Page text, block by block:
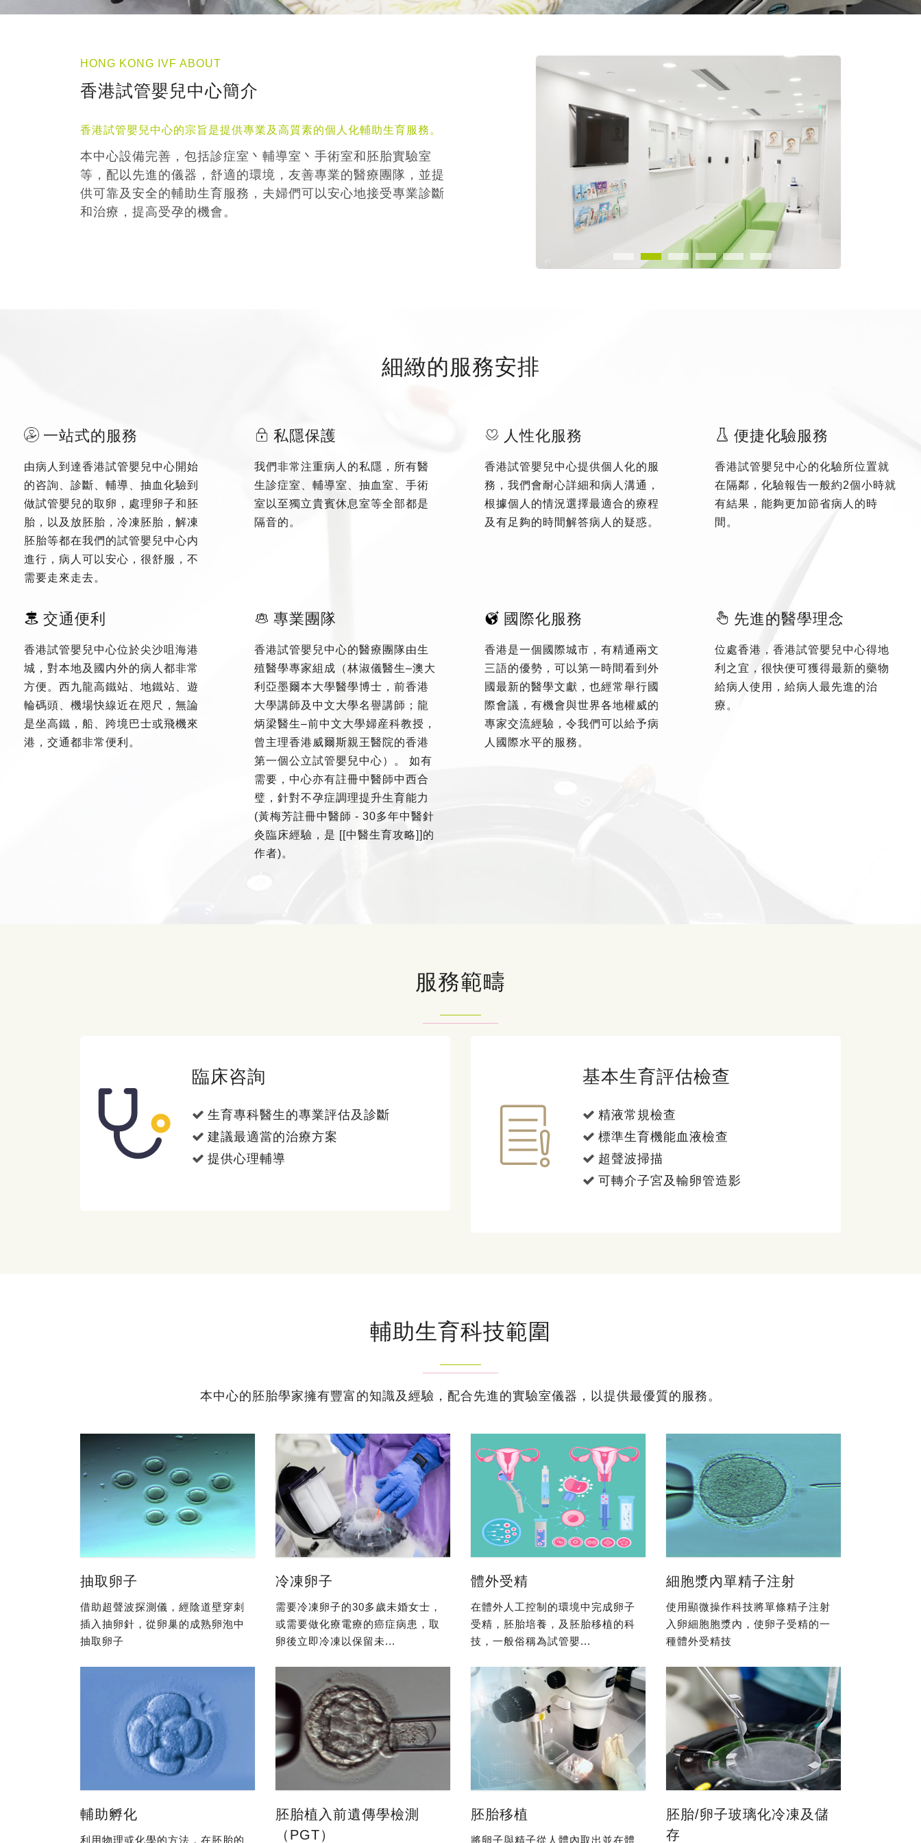
HONG KONG IVF ABOUT
香港試管嬰兒中心簡介
香港試管嬰兒中心的宗旨是提供專業及高質素的個人化輔助生育服務。
本中心設備完善，包括診症室丶輔導室丶手術室和胚胎實驗室
等，配以先進的儀器，舒適的環境，友善專業的醫療團隊，並提
供可靠及安全的輔助生育服務，夫婦們可以安心地接受專業診斷
和治療，提高受孕的機會。
細緻的服務安排
一站式的服務
由病人到達香港試管嬰兒中心開始
的咨詢、診斷、輔導、抽血化驗到
做試管嬰兒的取卵，處理卵子和胚
胎，以及放胚胎，冷凍胚胎，解凍
胚胎等都在我們的試管嬰兒中心内
進行，病人可以安心，很舒服，不
需要走來走去。
私隱保護
我們非常注重病人的私隱，所有醫
生診症室、輔導室、抽血室、手術
室以至獨立貴賓休息室等全部都是
隔音的。
人性化服務
香港試管嬰兒中心提供個人化的服
務，我們會耐心詳細和病人溝通，
根據個人的情況選擇最適合的療程
及有足夠的時間解答病人的疑惑。
便捷化驗服務
香港試管嬰兒中心的化驗所位置就
在隔鄰，化驗報告一般約2個小時就
有結果，能夠更加節省病人的時
間。
交通便利
香港試管嬰兒中心位於尖沙咀海港
城，對本地及國内外的病人都非常
方便。西九龍高鐵站、地鐵站、遊
輪碼頭、機場快線近在咫尺，無論
是坐高鐵，船、跨境巴士或飛機來
港，交通都非常便利。
專業團隊
香港試管嬰兒中心的醫療團隊由生
殖醫學專家組成（林淑儀醫生–澳大
利亞墨爾本大學醫學博士，前香港
大學講師及中文大學名譽講師；龍
炳梁醫生–前中文大學婦産科教授，
曾主理香港威爾斯親王醫院的香港
第一個公立試管嬰兒中心）。 如有
需要，中心亦有註冊中醫師中西合
璧，針對不孕症調理提升生育能力
(黃梅芳註冊中醫師 - 30多年中醫針
灸臨床經驗，是 [[中醫生育攻略]]的
作者)。
國際化服務
香港是一個國際城市，有精通兩文
三語的優勢，可以第一時間看到外
國最新的醫學文獻，也經常舉行國
際會議，有機會與世界各地權威的
專家交流經驗，令我們可以給予病
人國際水平的服務。
先進的醫學理念
位處香港，香港試管嬰兒中心得地
利之宜，很快便可獲得最新的藥物
給病人使用，給病人最先進的治
療。
服務範疇
臨床咨詢
生育專科醫生的專業評估及診斷
建議最適當的治療方案
提供心理輔導
基本生育評估檢查
精液常規檢查
標準生育機能血液檢查
超聲波掃描
可轉介子宮及輸卵管造影
輔助生育科技範圍
本中心的胚胎學家擁有豐富的知識及經驗，配合先進的實驗室儀器，以提供最優質的服務。
抽取卵子
借助超聲波探測儀，經陰道壁穿刺
插入抽卵針，從卵巢的成熟卵泡中
抽取卵子
冷凍卵子
需要冷凍卵子的30多歲未婚女士，
或需要做化療電療的癌症病患，取
卵後立即冷凍以保留未...
體外受精
在體外人工控制的環境中完成卵子
受精，胚胎培養，及胚胎移植的科
技，一般俗稱為試管嬰...
細胞漿內單精子注射
使用顯微操作科技將單條精子注射
入卵細胞胞漿內，使卵子受精的一
種體外受精技
輔助孵化
利用物理或化學的方法，在胚胎的
胚胎植入前遺傳學檢測
（PGT）
胚胎移植
將卵子與精子從人體內取出並在體
胚胎/卵子玻璃化冷凍及儲
存